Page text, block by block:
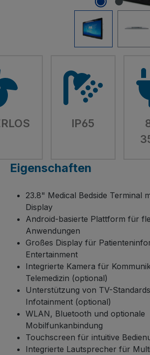
IP65
Eigenschaften
23.8" Medical Bedside Terminal
Display
Android-basierte Plattform für
Anwendungen
Großes Display für
Entertainment
Integrierte Kamera für
Telemedizin (optional)
Unterstützung von TV-
Infotainment (optional)
WLAN, Bluetooth und optionale
Mobilfunkanbindung
Touchscreen für intuitive
Integrierte Lautsprecher für